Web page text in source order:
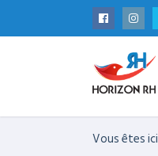
Vous êtes ici